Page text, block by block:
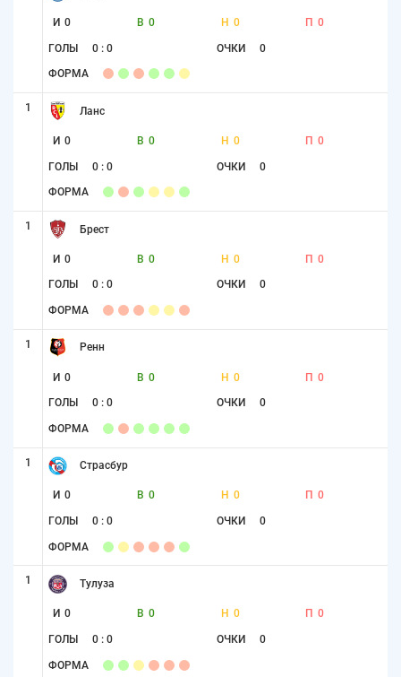
И 0 В 0 Н 0 П 0
ГОЛЫ 0 : 0 ОЧКИ 0
ФОРМА
1 Ланс
И 0 В 0 Н 0 П 0
ГОЛЫ 0 : 0 ОЧКИ 0
ФОРМА
1 Брест
И 0 В 0 Н 0 П 0
ГОЛЫ 0 : 0 ОЧКИ 0
ФОРМА
1 Ренн
И 0 В 0 Н 0 П 0
ГОЛЫ 0 : 0 ОЧКИ 0
ФОРМА
1 Страсбур
И 0 В 0 Н 0 П 0
ГОЛЫ 0 : 0 ОЧКИ 0
ФОРМА
1 Тулуза
И 0 В 0 Н 0 П 0
ГОЛЫ 0 : 0 ОЧКИ 0
ФОРМА